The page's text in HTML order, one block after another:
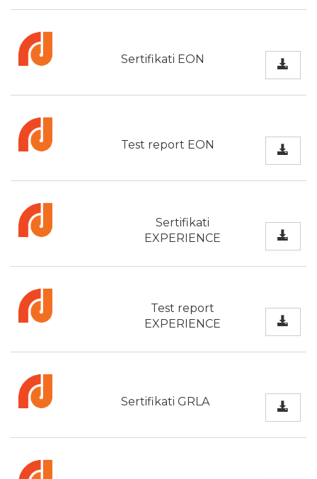
Sertifikati EON
Test report EON
Sertifikati
EXPERIENCE
Test report
EXPERIENCE
Sertifikati GRLA